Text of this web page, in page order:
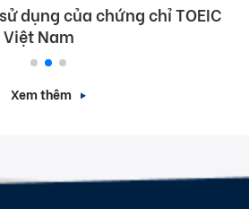
dụng của chứng chỉ TOEIC
Nam
Xem thêm